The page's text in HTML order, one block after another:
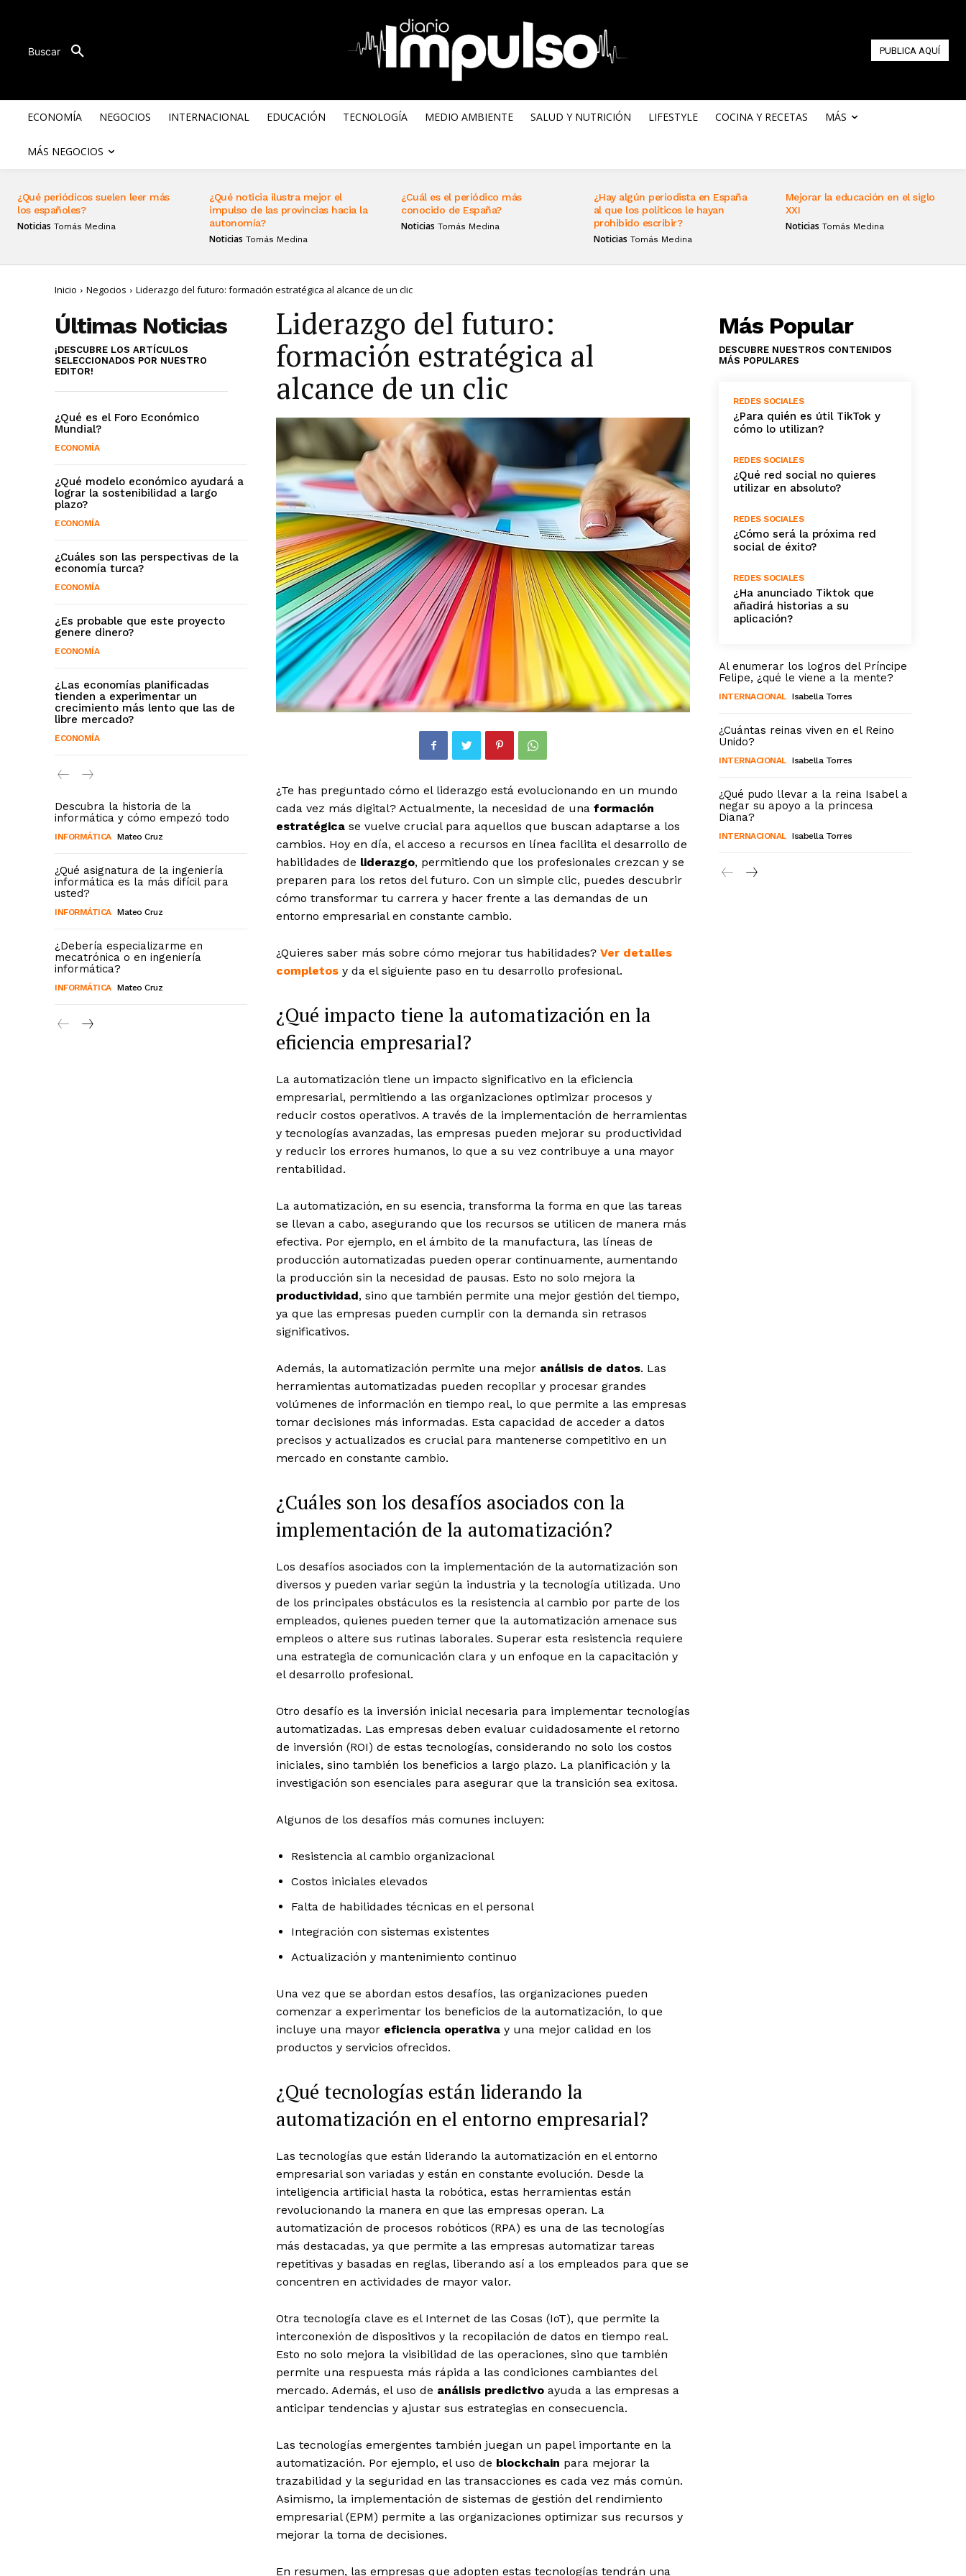
Buscar PUBLICA AQUÍ
ECONOMÍA NEGOCIOS INTERNACIONAL EDUCACIÓN TECNOLOGÍA MEDIO AMBIENTE SALUD Y NUTRICIÓN LIFESTYLE COCINA Y RECETAS MÁS
MÁS NEGOCIOS
¿Qué periódicos suelen leer más
los españoles?
Noticias Tomás Medina
¿Qué noticia ilustra mejor el
impulso de las provincias hacia la
autonomía?
Noticias Tomás Medina
¿Cuál es el periódico más
conocido de España?
Noticias Tomás Medina
¿Hay algún periodista en España
al que los políticos le hayan
prohibido escribir?
Noticias Tomás Medina
Mejorar la educación en el siglo
XXI
Noticias Tomás Medina
Inicio Negocios Liderazgo del futuro: formación estratégica al alcance de un clic
Últimas Noticias
¡DESCUBRE LOS ARTÍCULOS
SELECCIONADOS POR NUESTRO
EDITOR!
¿Qué es el Foro Económico
Mundial?
ECONOMÍA
¿Qué modelo económico ayudará a
lograr la sostenibilidad a largo
plazo?
ECONOMÍA
¿Cuáles son las perspectivas de la
economía turca?
ECONOMÍA
¿Es probable que este proyecto
genere dinero?
ECONOMÍA
¿Las economías planificadas
tienden a experimentar un
crecimiento más lento que las de
libre mercado?
ECONOMÍA
Descubra la historia de la
informática y cómo empezó todo
INFORMÁTICA Mateo Cruz
¿Qué asignatura de la ingeniería
informática es la más difícil para
usted?
INFORMÁTICA Mateo Cruz
¿Debería especializarme en
mecatrónica o en ingeniería
informática?
INFORMÁTICA Mateo Cruz
Liderazgo del futuro:
formación estratégica al
alcance de un clic
¿Te has preguntado cómo el liderazgo está evolucionando en un mundo
cada vez más digital? Actualmente, la necesidad de una formación
estratégica se vuelve crucial para aquellos que buscan adaptarse a los
cambios. Hoy en día, el acceso a recursos en línea facilita el desarrollo de
habilidades de liderazgo, permitiendo que los profesionales crezcan y se
preparen para los retos del futuro. Con un simple clic, puedes descubrir
cómo transformar tu carrera y hacer frente a las demandas de un
entorno empresarial en constante cambio.
¿Quieres saber más sobre cómo mejorar tus habilidades? Ver detalles
completos y da el siguiente paso en tu desarrollo profesional.
¿Qué impacto tiene la automatización en la
eficiencia empresarial?
La automatización tiene un impacto significativo en la eficiencia
empresarial, permitiendo a las organizaciones optimizar procesos y
reducir costos operativos. A través de la implementación de herramientas
y tecnologías avanzadas, las empresas pueden mejorar su productividad
y reducir los errores humanos, lo que a su vez contribuye a una mayor
rentabilidad.
La automatización, en su esencia, transforma la forma en que las tareas
se llevan a cabo, asegurando que los recursos se utilicen de manera más
efectiva. Por ejemplo, en el ámbito de la manufactura, las líneas de
producción automatizadas pueden operar continuamente, aumentando
la producción sin la necesidad de pausas. Esto no solo mejora la
productividad, sino que también permite una mejor gestión del tiempo,
ya que las empresas pueden cumplir con la demanda sin retrasos
significativos.
Además, la automatización permite una mejor análisis de datos. Las
herramientas automatizadas pueden recopilar y procesar grandes
volúmenes de información en tiempo real, lo que permite a las empresas
tomar decisiones más informadas. Esta capacidad de acceder a datos
precisos y actualizados es crucial para mantenerse competitivo en un
mercado en constante cambio.
¿Cuáles son los desafíos asociados con la
implementación de la automatización?
Los desafíos asociados con la implementación de la automatización son
diversos y pueden variar según la industria y la tecnología utilizada. Uno
de los principales obstáculos es la resistencia al cambio por parte de los
empleados, quienes pueden temer que la automatización amenace sus
empleos o altere sus rutinas laborales. Superar esta resistencia requiere
una estrategia de comunicación clara y un enfoque en la capacitación y
el desarrollo profesional.
Otro desafío es la inversión inicial necesaria para implementar tecnologías
automatizadas. Las empresas deben evaluar cuidadosamente el retorno
de inversión (ROI) de estas tecnologías, considerando no solo los costos
iniciales, sino también los beneficios a largo plazo. La planificación y la
investigación son esenciales para asegurar que la transición sea exitosa.
Algunos de los desafíos más comunes incluyen:
Resistencia al cambio organizacional
Costos iniciales elevados
Falta de habilidades técnicas en el personal
Integración con sistemas existentes
Actualización y mantenimiento continuo
Una vez que se abordan estos desafíos, las organizaciones pueden
comenzar a experimentar los beneficios de la automatización, lo que
incluye una mayor eficiencia operativa y una mejor calidad en los
productos y servicios ofrecidos.
¿Qué tecnologías están liderando la
automatización en el entorno empresarial?
Las tecnologías que están liderando la automatización en el entorno
empresarial son variadas y están en constante evolución. Desde la
inteligencia artificial hasta la robótica, estas herramientas están
revolucionando la manera en que las empresas operan. La
automatización de procesos robóticos (RPA) es una de las tecnologías
más destacadas, ya que permite a las empresas automatizar tareas
repetitivas y basadas en reglas, liberando así a los empleados para que se
concentren en actividades de mayor valor.
Otra tecnología clave es el Internet de las Cosas (IoT), que permite la
interconexión de dispositivos y la recopilación de datos en tiempo real.
Esto no solo mejora la visibilidad de las operaciones, sino que también
permite una respuesta más rápida a las condiciones cambiantes del
mercado. Además, el uso de análisis predictivo ayuda a las empresas a
anticipar tendencias y ajustar sus estrategias en consecuencia.
Las tecnologías emergentes también juegan un papel importante en la
automatización. Por ejemplo, el uso de blockchain para mejorar la
trazabilidad y la seguridad en las transacciones es cada vez más común.
Asimismo, la implementación de sistemas de gestión del rendimiento
empresarial (EPM) permite a las organizaciones optimizar sus recursos y
mejorar la toma de decisiones.
En resumen, las empresas que adopten estas tecnologías tendrán una
Más Popular
DESCUBRE NUESTROS CONTENIDOS
MÁS POPULARES
REDES SOCIALES
¿Para quién es útil TikTok y
cómo lo utilizan?
REDES SOCIALES
¿Qué red social no quieres
utilizar en absoluto?
REDES SOCIALES
¿Cómo será la próxima red
social de éxito?
REDES SOCIALES
¿Ha anunciado Tiktok que
añadirá historias a su
aplicación?
Al enumerar los logros del Príncipe
Felipe, ¿qué le viene a la mente?
INTERNACIONAL Isabella Torres
¿Cuántas reinas viven en el Reino
Unido?
INTERNACIONAL Isabella Torres
¿Qué pudo llevar a la reina Isabel a
negar su apoyo a la princesa
Diana?
INTERNACIONAL Isabella Torres